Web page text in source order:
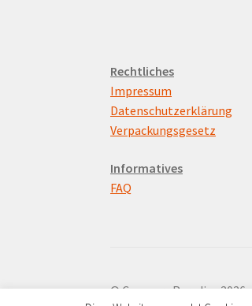
Rechtliches
Impressum
Datenschutzerklärung
Verpackungsgesetz
Informatives
FAQ
© Campers Paradies 2026